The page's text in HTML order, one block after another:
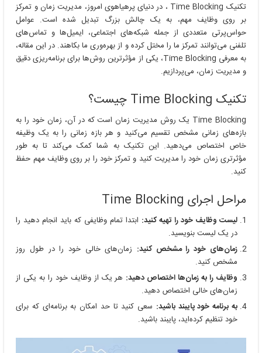
تکنیک Time Blocking ، در دنیای پرهیاهوی امروز، مدیریت زمان و تمرکز
بر روی وظایف مهم، به یک چالش بزرگ تبدیل شده است. عوامل
حواس‌پرتی متعددی از جمله شبکه‌های اجتماعی، ایمیل‌ها و تماس‌های
تلفنی می‌توانند تمرکز ما را مختل کرده و از بهره‌وری ما بکاهند. در این مقاله،
به معرفی Time Blocking، یکی از مؤثرترین روش‌ها برای برنامه‌ریزی دقیق
و مدیریت زمان، می‌پردازیم.
تکنیک Time Blocking چیست؟
Time Blocking یک روش مدیریت زمان است که در آن، زمان خود را به
بازه‌های زمانی مشخص تقسیم می‌کنید و هر بازه زمانی را به یک وظیفه
خاص اختصاص می‌دهید. این تکنیک به شما کمک می‌کند تا به طور
مؤثرتری زمان خود را مدیریت کنید و تمرکز خود را بر روی وظایف مهم حفظ
کنید.
مراحل اجرای Time Blocking
لیست وظایف خود را تهیه کنید: ابتدا تمام وظایفی که باید انجام دهید را
در یک لیست بنویسید.
زمان‌های خود را مشخص کنید: زمان‌های خالی خود را در طول روز
مشخص کنید.
وظایف را به زمان‌ها اختصاص دهید: هر یک از وظایف خود را به یکی از
زمان‌های خالی اختصاص دهید.
به برنامه خود پایبند باشید: سعی کنید تا حد امکان به برنامه‌ای که برای
خود تنظیم کرده‌اید، پایبند باشید.